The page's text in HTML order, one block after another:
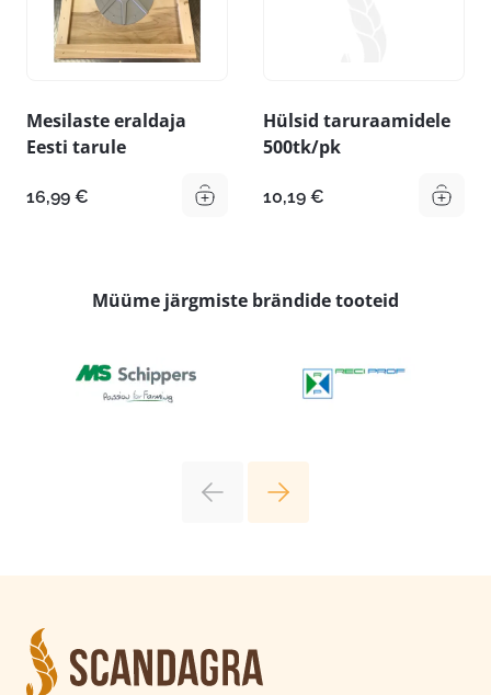
Mesilaste eraldaja
Eesti tarule
16,99 €
Hülsid taruraamidele
500tk/pk
10,19 €
Müüme järgmiste brändide tooteid